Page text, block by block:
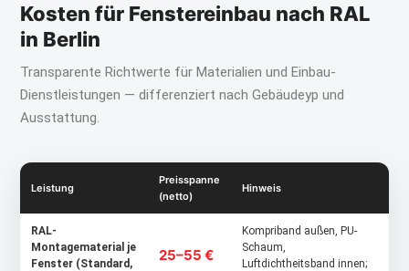
Kosten für Fenstereinbau nach RAL
in Berlin
Transparente Richtwerte für Materialien und Einbau-
Dienstleistungen — differenziert nach Gebäudeyp und
Ausstattung.
Leistung
Preisspanne
(netto)
Hinweis
RAL-
Montagematerial je
Fenster (Standard,
25–55 €
Kompriband außen, PU-
Schaum,
Luftdichtheitsband innen;